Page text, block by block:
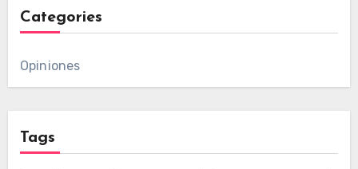
Categories
Opiniones
Tags